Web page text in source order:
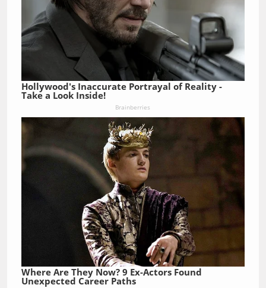
Hollywood's Inaccurate Portrayal of Reality -
Take a Look Inside!
Brainberries
Where Are They Now? 9 Ex-Actors Found
Unexpected Career Paths